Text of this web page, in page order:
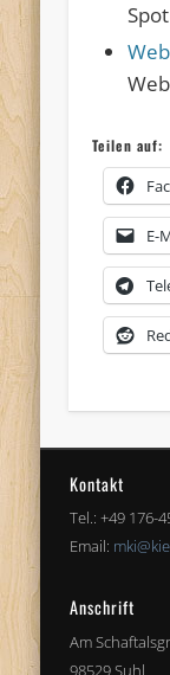
Spot
Teilen auf:
E-
Kontakt
Tel.: +49 176-
Email:
Anschrift
Am
98529 Suhl